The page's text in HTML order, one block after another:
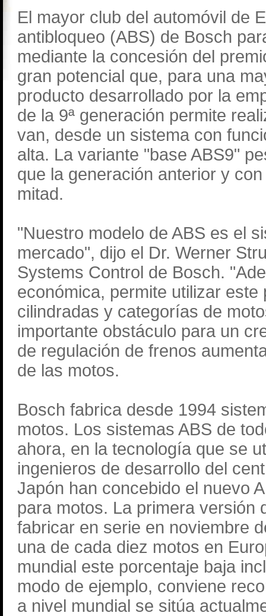
El mayor club del automóvil de
antibloqueo (ABS) de Bosch
mediante la concesión del
gran potencial que, para una
producto desarrollado por la
de la 9ª generación permite
van, desde un sistema con
alta. La variante "base ABS9"
que la generación anterior y
mitad.
"Nuestro modelo de ABS es el
mercado", dijo el Dr. Werner
Systems Control de Bosch.
económica, permite utilizar
cilindradas y categorías de
importante obstáculo para un
de regulación de frenos
de las motos.
Bosch fabrica desde 1994
motos. Los sistemas ABS de
ahora, en la tecnología que se
ingenieros de desarrollo del
Japón han concebido el nuevo
para motos. La primera versión
fabricar en serie en noviembre
una de cada diez motos en
mundial este porcentaje baja
modo de ejemplo, conviene
a nivel mundial se sitúa